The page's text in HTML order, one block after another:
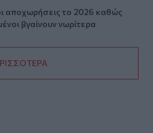
αποχωρήσεις το 2026 καθώς
βγαίνουν νωρίτερα